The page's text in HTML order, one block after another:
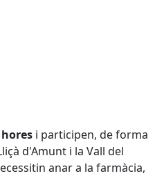
hores i participen, de forma
d'Amunt i la Vall del
anar a la farmàcia,